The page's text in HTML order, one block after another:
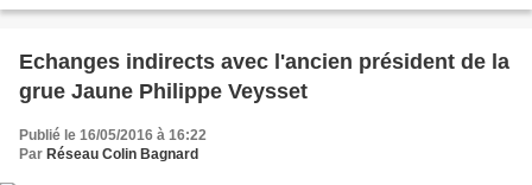
Echanges indirects avec l'ancien président de la
grue Jaune Philippe Veysset
Publié le 16/05/2016 à 16:22
Par Réseau Colin Bagnard